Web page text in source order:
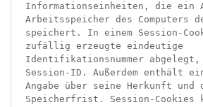
Informationseinheiten, die ein
Arbeitsspeicher des Computers
speichert. In einem Session-
zufällig erzeugte eindeutige
Identifikationsnummer abgelegt,
Session-ID. Außerdem enthält
Angabe über seine Herkunft und
Speicherfrist. Session-Cookies